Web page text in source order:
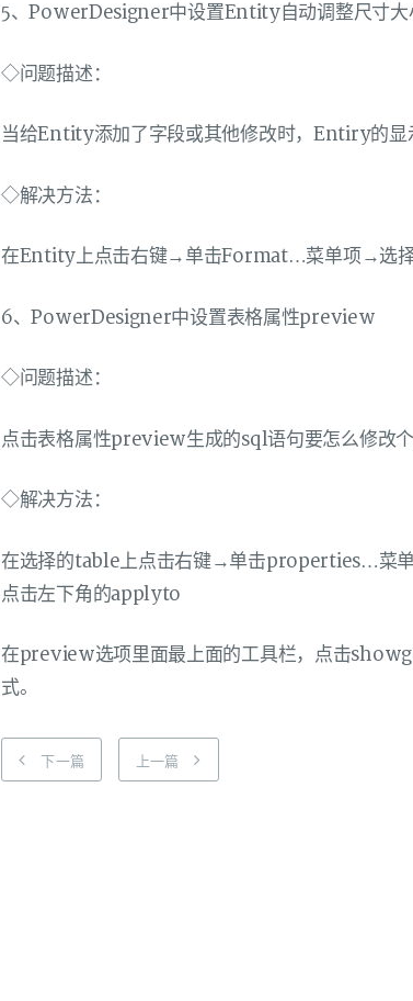
5、PowerDesigner中设置Entity自动调整尺寸大
◇问题描述：
当给Entity添加了字段或其他修改时，Entiry的显
◇解决方法：
在Entity上点击右键→单击Format…菜单项→选
6、PowerDesigner中设置表格属性preview
◇问题描述：
点击表格属性preview生成的sql语句要怎么修改个
◇解决方法：
在选择的table上点击右键→单击properties…菜
点击左下角的applyto
在preview选项里面最上面的工具栏，点击
式。
下一篇 上一篇